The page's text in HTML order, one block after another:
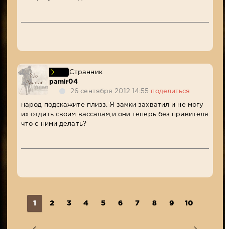
Странник
pamir04
26 сентября 2012 14:55
поделиться
народ подскажите плизз. Я замки захватил и не могу
их отдать своим вассалам,и они теперь без правителя
что с ними делать?
1 2 3 4 5 6 7 8 9 10